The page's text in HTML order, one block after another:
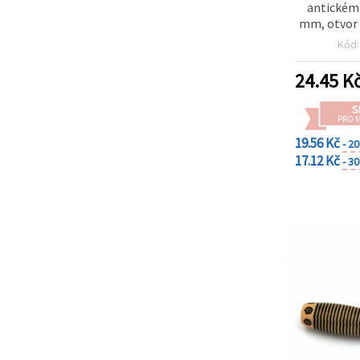
antickém
mm, otvor
50 g
Kód:
24.45
PRO
19.56 Kč-
17.12 Kč-